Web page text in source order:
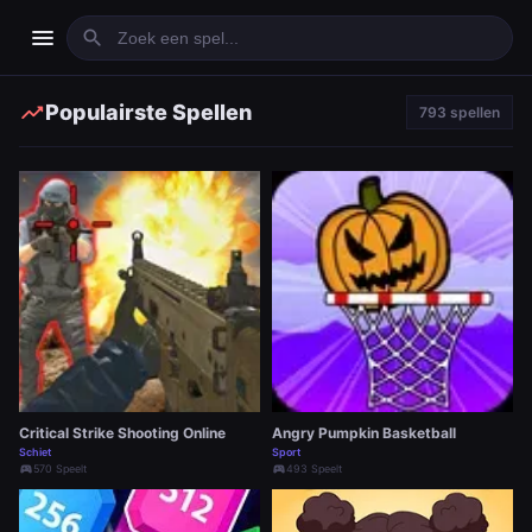
menu search
trending_upPopulairste Spellen 793 spellen
Critical Strike Shooting Online
Schiet
sports_esports570 Speelt
Angry Pumpkin Basketball
Sport
sports_esports493 Speelt